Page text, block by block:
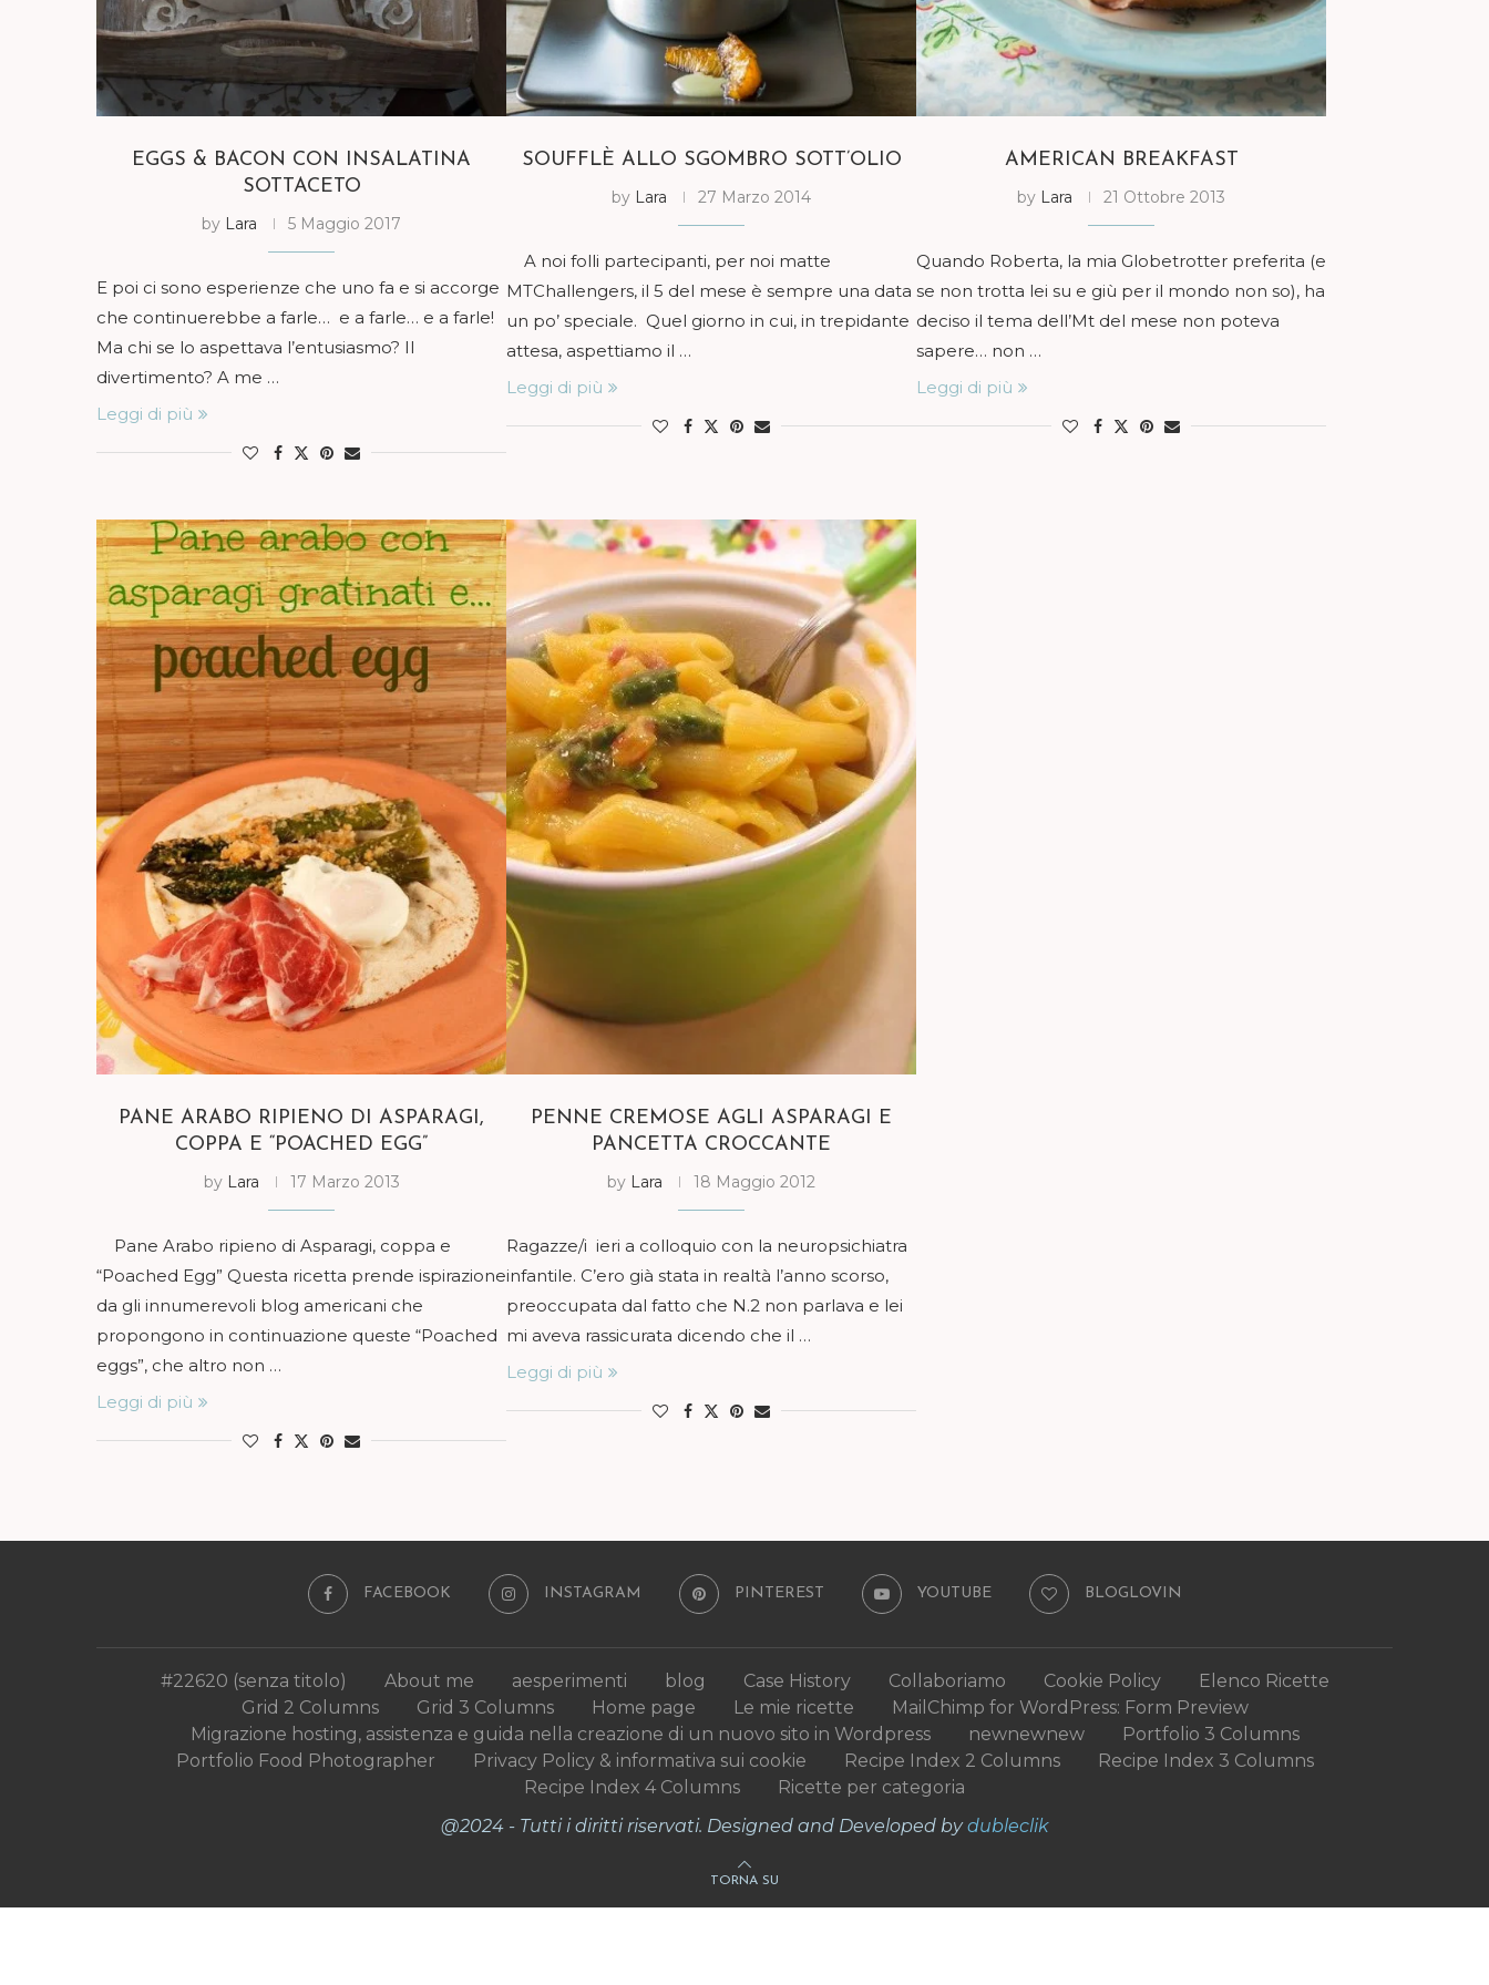
EGGS & BACON CON INSALATINA
SOTTACETO
by Lara 5 Maggio 2017
E poi ci sono esperienze che uno fa e si accorge
che continuerebbe a farle… e a farle… e a farle!
Ma chi se lo aspettava l’entusiasmo? Il
divertimento? A me …
Leggi di più
SOUFFLÈ ALLO SGOMBRO SOTT’OLIO
by Lara 27 Marzo 2014
A noi folli partecipanti, per noi matte
MTChallengers, il 5 del mese è sempre una data
un po’ speciale. Quel giorno in cui, in trepidante
attesa, aspettiamo il …
Leggi di più
AMERICAN BREAKFAST
by Lara 21 Ottobre 2013
Quando Roberta, la mia Globetrotter preferita (e
se non trotta lei su e giù per il mondo non so), ha
deciso il tema dell’Mt del mese non poteva
sapere… non …
Leggi di più
PANE ARABO RIPIENO DI ASPARAGI,
COPPA E “POACHED EGG”
by Lara 17 Marzo 2013
Pane Arabo ripieno di Asparagi, coppa e
“Poached Egg” Questa ricetta prende ispirazione
da gli innumerevoli blog americani che
propongono in continuazione queste “Poached
eggs”, che altro non …
Leggi di più
PENNE CREMOSE AGLI ASPARAGI E
PANCETTA CROCCANTE
by Lara 18 Maggio 2012
Ragazze/i ieri a colloquio con la neuropsichiatra
infantile. C’ero già stata in realtà l’anno scorso,
preoccupata dal fatto che N.2 non parlava e lei
mi aveva rassicurata dicendo che il …
Leggi di più
FACEBOOK INSTAGRAM PINTEREST YOUTUBE BLOGLOVIN
#22620 (senza titolo) About me aesperimenti blog Case History Collaboriamo Cookie Policy
Elenco Ricette
Grid 2 Columns
Grid 3 Columns Home page Le mie ricette
MailChimp for WordPress: Form Preview
Migrazione hosting, assistenza e guida nella creazione di un nuovo sito in Wordpress
newnewnew
Portfolio 3 Columns
Portfolio Food Photographer
Privacy Policy & informativa sui cookie Recipe Index 2 Columns
Recipe Index 3 Columns
Recipe Index 4 Columns
Ricette per categoria
@2024 - Tutti i diritti riservati. Designed and Developed bydubleclik
TORNA SU